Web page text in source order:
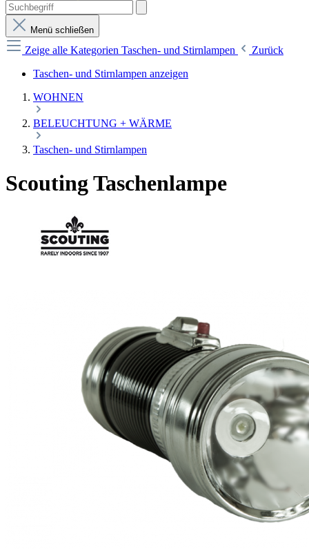
Menü schließen
Zeige alle Kategorien Taschen- und Stirnlampen
Zurück
Taschen- und Stirnlampen anzeigen
WOHNEN
BELEUCHTUNG + WÄRME
Taschen- und Stirnlampen
Scouting Taschenlampe